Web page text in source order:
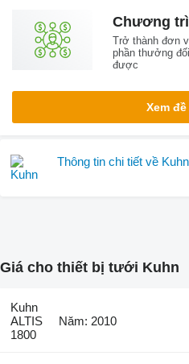
Chương
Trở thành đơn
phần thưởng
được
Xem
Thông tin chi tiết về Kuhn
Giá cho thiết bị tưới Kuhn
Kuhn
ALTIS
1800
Năm: 2010